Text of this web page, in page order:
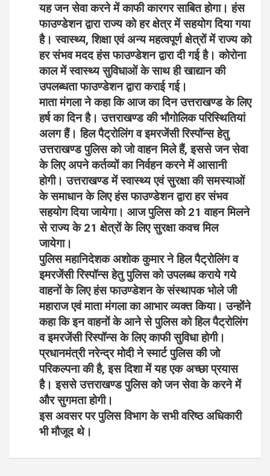
यह जन सेवा करने में काफी कारगर साबित होगा। हंस
फाउण्डेशन द्वारा राज्य को हर क्षेत्र में सहयोग दिया गया
है। स्वास्थ्य, शिक्षा एवं अन्य महत्वपूर्ण क्षेत्रों में राज्य को
हर संभव मदद हंस फाउण्डेशन द्वारा दी गई है। कोरोना
काल में स्वास्थ्य सुविधाओं के साथ ही खाद्यान की
उपलब्धता फाउण्डेशन द्वारा कराई गई।
माता मंगला ने कहा कि आज का दिन उत्तराखण्ड के लिए
हर्ष का दिन है। उत्तराखण्ड की भौगोलिक परिस्थितियां
अलग हैं। हिल पैट्रोलिंग व इमरजेंसी रिस्पॉन्स हेतु
उत्तराखण्ड पुलिस को जो वाहन मिले हैं, इससे जन सेवा
के लिए अपने कर्तव्यों का निर्वहन करने में आसानी
होगी। उत्तराखण्ड में स्वास्थ्य एवं सुरक्षा की समस्याओं
के समाधान के लिए हंस फाउण्डेशन द्वारा हर संभव
सहयोग दिया जायेगा। आज पुलिस को 21 वाहन मिलने
से राज्य के 21 क्षेत्रों के लिए सुरक्षा कवच मिल
जायेगा।
पुलिस महानिदेशक अशोक कुमार ने हिल पैट्रोलिंग व
इमरजेंसी रिस्पॉन्स हेतु पुलिस को उपलब्ध कराये गये
वाहनों के लिए हंस फाउण्डेशन के संस्थापक भोले जी
महाराज एवं माता मंगला का आभार व्यक्त किया। उन्होंने
कहा कि इन वाहनों के आने से पुलिस को हिल पैट्रोलिंग
व इमरजेंसी रिस्पॉन्स के लिए काफी सुविधा होगी।
प्रधानमंत्री नरेन्द्र मोदी ने स्मार्ट पुलिस की जो
परिकल्पना की है, इस दिशा में यह एक अच्छा प्रयास
है। इससे उत्तराखण्ड पुलिस को जन सेवा के करने में
और सुगमता होगी।
इस अवसर पर पुलिस विभाग के सभी वरिष्ठ अधिकारी
भी मौजूद थे।